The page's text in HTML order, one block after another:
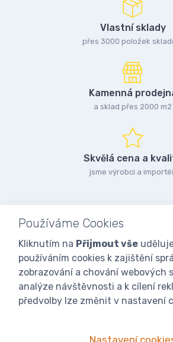
Vlastní sklady
přes 3000 položek
Kamenná
a sklad přes 2000 m2
Skvělá cena a
jsme výrobci a
Používáme Cookies
Kliknutím na Přijmout vše
používáním cookies k zajištění
zobrazování a chování webových
analýze návštěvnosti a k cílení
předvolby lze změnit v nastavení
Nastavení